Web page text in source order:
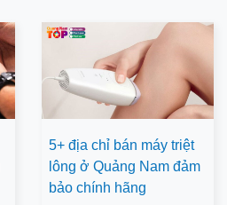
5+ địa chỉ bán máy triệt
lông ở Quảng Nam đảm
bảo chính hãng